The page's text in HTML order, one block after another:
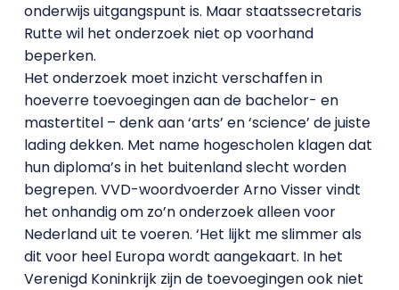
onderwijs uitgangspunt is. Maar staatssecretaris
Rutte wil het onderzoek niet op voorhand
beperken.
Het onderzoek moet inzicht verschaffen in
hoeverre toevoegingen aan de bachelor- en
mastertitel – denk aan ‘arts’ en ‘science’ de juiste
lading dekken. Met name hogescholen klagen dat
hun diploma’s in het buitenland slecht worden
begrepen. VVD-woordvoerder Arno Visser vindt
het onhandig om zo’n onderzoek alleen voor
Nederland uit te voeren. ‘Het lijkt me slimmer als
dit voor heel Europa wordt aangekaart. In het
Verenigd Koninkrijk zijn de toevoegingen ook niet